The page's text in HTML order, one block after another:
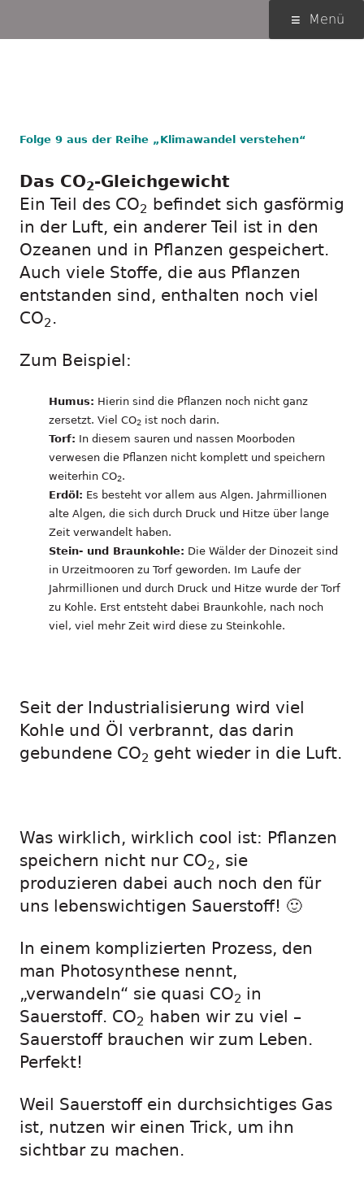
Menü
Menü
Folge 9 aus der Reihe „Klimawandel verstehen“
Das CO2-Gleichgewicht
Ein Teil des CO2
befindet sich gasförmig
in der Luft, ein anderer Teil ist in den
Ozeanen und in Pflanzen gespeichert.
Auch viele Stoffe, die aus Pflanzen
entstanden sind, enthalten noch viel
CO2 .
Zum Beispiel:
Humus: Hierin sind die Pflanzen noch nicht ganz
zersetzt. Viel CO2 ist noch darin.
Torf: In diesem sauren und nassen Moorboden
verwesen die Pflanzen nicht komplett und speichern
weiterhin CO2.
Erdöl: Es besteht vor allem aus Algen. Jahrmillionen
alte Algen, die sich durch Druck und Hitze über lange
Zeit verwandelt haben.
Stein- und Braunkohle: Die Wälder der Dinozeit sind
in Urzeitmooren zu Torf geworden. Im Laufe der
Jahrmillionen und durch Druck und Hitze wurde der Torf
zu Kohle. Erst entsteht dabei Braunkohle, nach noch
viel, viel mehr Zeit wird diese zu Steinkohle.
Seit der Industrialisierung wird viel
Kohle und Öl verbrannt, das darin
gebundene CO2 geht wieder in die Luft.
Was wirklich, wirklich cool ist: Pflanzen
speichern nicht nur CO2 , sie
produzieren dabei auch noch den für
uns lebenswichtigen Sauerstoff! 🙂
In einem komplizierten Prozess, den
man Photosynthese nennt,
„verwandeln“ sie quasi CO2 in
Sauerstoff. CO2
haben wir zu viel –
Sauerstoff brauchen wir zum Leben.
Perfekt!
Weil Sauerstoff ein durchsichtiges Gas
ist, nutzen wir einen Trick, um ihn
sichtbar zu machen.